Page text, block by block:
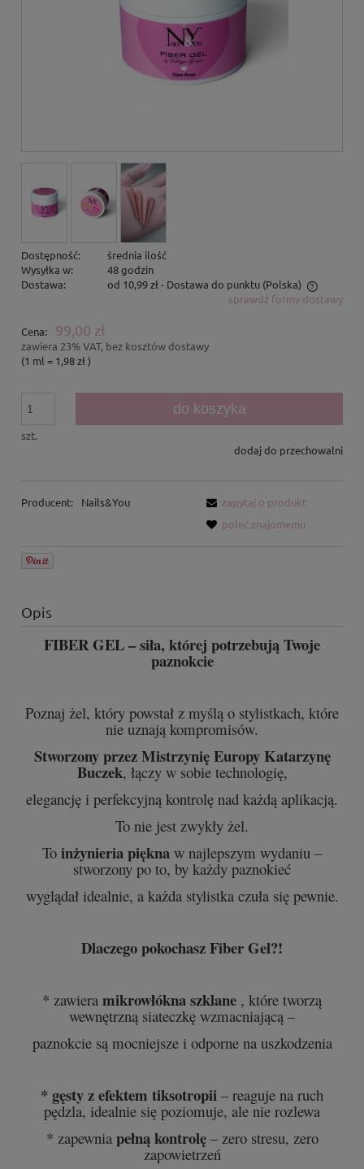
Dostępność:
średnia ilość
Wysyłka w:
48 godzin
Dostawa:
od 10,99 zł - Dostawa do punktu (Polska)
Cena nie zawiera ewentualnych kosztów płatnościsprawdź formy dostawy
Cena: 99,00 zł
zawiera 23% VAT, bez kosztów dostawy
(1 ml = 1,98 zł)
szt.
do koszyka
dodaj do przechowalni
Producent: Nails&You
zapytaj o produkt
poleć znajomemu
Opis
FIBER GEL – siła, której potrzebują Twoje
paznokcie
Poznaj żel, który powstał z myślą o stylistkach, które
nie uznają kompromisów.
Stworzony przez Mistrzynię Europy Katarzynę
Buczek, łączy w sobie technologię,
elegancję i perfekcyjną kontrolę nad każdą aplikacją.
To nie jest zwykły żel.
To inżynieria piękna w najlepszym wydaniu –
stworzony po to, by każdy paznokieć
wyglądał idealnie, a każda stylistka czuła się pewnie.
Dlaczego pokochasz Fiber Gel?!
* zawiera mikrowłókna szklane , które tworzą
wewnętrzną siateczkę wzmacniającą –
paznokcie są mocniejsze i odporne na uszkodzenia
* gęsty z efektem tiksotropii – reaguje na ruch
pędzla, idealnie się poziomuje, ale nie rozlewa
* zapewnia pełną kontrolę– zero stresu, zero
zapowietrzeń